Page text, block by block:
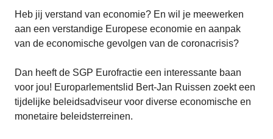
Heb jij verstand van economie? En wil je meewerken
aan een verstandige Europese economie en aanpak
van de economische gevolgen van de coronacrisis?
Dan heeft de SGP Eurofractie een interessante baan
voor jou! Europarlementslid Bert-Jan Ruissen zoekt een
tijdelijke beleidsadviseur voor diverse economische en
monetaire beleidsterreinen.